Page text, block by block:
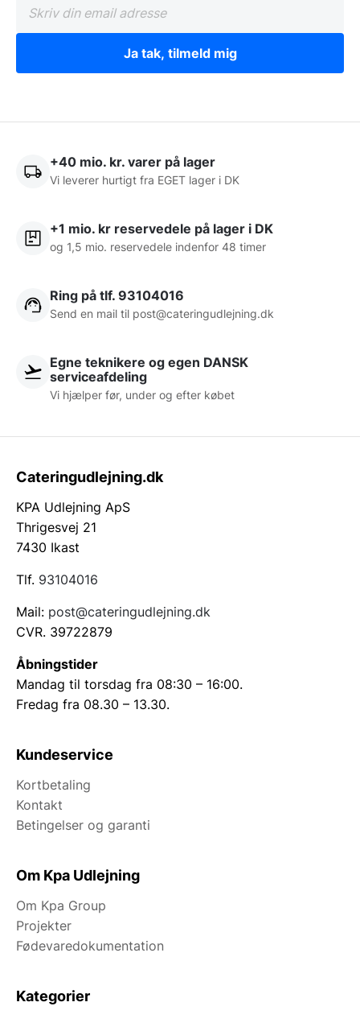
Ja tak, tilmeld mig
+40 mio. kr. varer på lager
Vi leverer hurtigt fra EGET lager i DK
+1 mio. kr reservedele på lager i DK
og 1,5 mio. reservedele indenfor 48 timer
Ring på tlf. 93104016
Send en mail til post@cateringudlejning.dk
Egne teknikere og egen DANSK
serviceafdeling
Vi hjælper før, under og efter købet
Cateringudlejning.dk
KPA Udlejning ApS
Thrigesvej 21
7430 Ikast
Tlf. 93104016
Mail: post@cateringudlejning.dk
CVR. 39722879
Åbningstider
Mandag til torsdag fra 08:30 – 16:00.
Fredag fra 08.30 – 13.30.
Kundeservice
Kortbetaling
Kontakt
Betingelser og garanti
Om Kpa Udlejning
Om Kpa Group
Projekter
Fødevaredokumentation
Kategorier